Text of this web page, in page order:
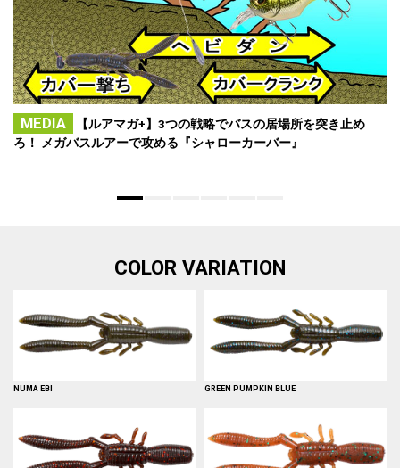
MEDIA
【ルアマガ+】3つの戦略でバスの居場所を突き止め
ろ！ メガバスルアーで攻める『シャローカーバー』
COLOR VARIATION
NUMA EBI GREEN PUMPKIN BLUE